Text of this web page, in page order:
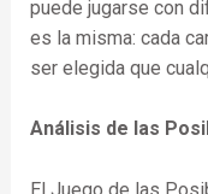
puede jugarse con
es la misma: cada
ser elegida que
Análisis de las